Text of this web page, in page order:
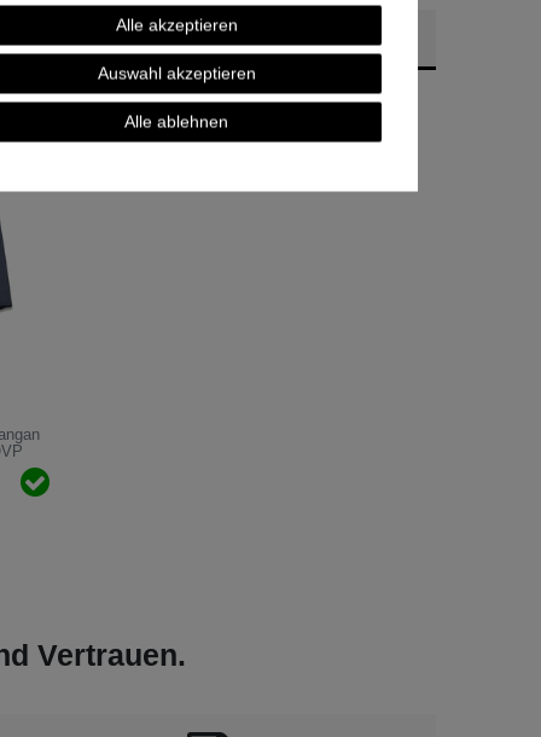
Vertrauen.
Alle akzeptieren
Auswahl akzeptieren
Alle ablehnen